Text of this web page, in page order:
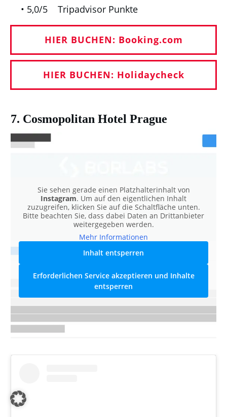
• 5,0/5 Tripadvisor Punkte
HIER BUCHEN: Booking.com
HIER BUCHEN: Holidaycheck
7. Cosmopolitan Hotel Prague
Sie sehen gerade einen Platzhalterinhalt von
Instagram. Um auf den eigentlichen Inhalt
zuzugreifen, klicken Sie auf die Schaltfläche unten.
Bitte beachten Sie, dass dabei Daten an Drittanbieter
weitergegeben werden.
Mehr Informationen
Inhalt entsperren
Erforderlichen Service akzeptieren und Inhalte
entsperren